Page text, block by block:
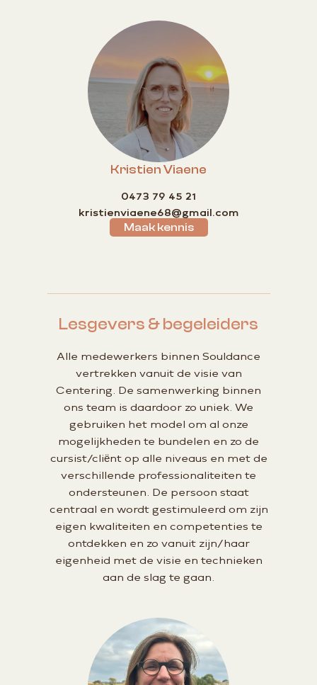
Kristien Viaene
0473 79 45 21
kristienviaene68@gmail.com
Maak kennis
Lesgevers & begeleiders
Alle medewerkers binnen Souldance
vertrekken vanuit de visie van
Centering. De samenwerking binnen
ons team is daardoor zo uniek. We
gebruiken het model om al onze
mogelijkheden te bundelen en zo de
cursist/cliënt op alle niveaus en met de
verschillende professionaliteiten te
ondersteunen. De persoon staat
centraal en wordt gestimuleerd om zijn
eigen kwaliteiten en competenties te
ontdekken en zo vanuit zijn/haar
eigenheid met de visie en technieken
aan de slag te gaan.